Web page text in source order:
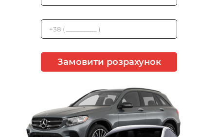
Замовити розрахунок